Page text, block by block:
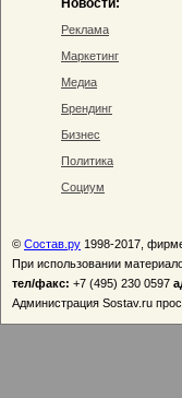
Новости:
Реклама
Маркетинг
Медиа
Брендинг
Бизнес
Политика
Социум
© Состав.ру 1998-2017,
При использовании
тел/факс: +7 (495) 230 0597
Администрация Sostav.ru